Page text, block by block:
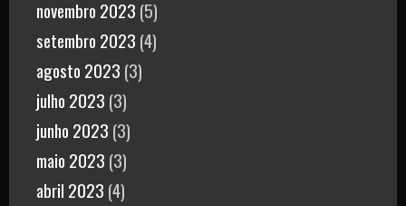
novembro 2023 (5)
setembro 2023 (4)
agosto 2023 (3)
julho 2023 (3)
junho 2023 (3)
maio 2023 (3)
abril 2023 (4)